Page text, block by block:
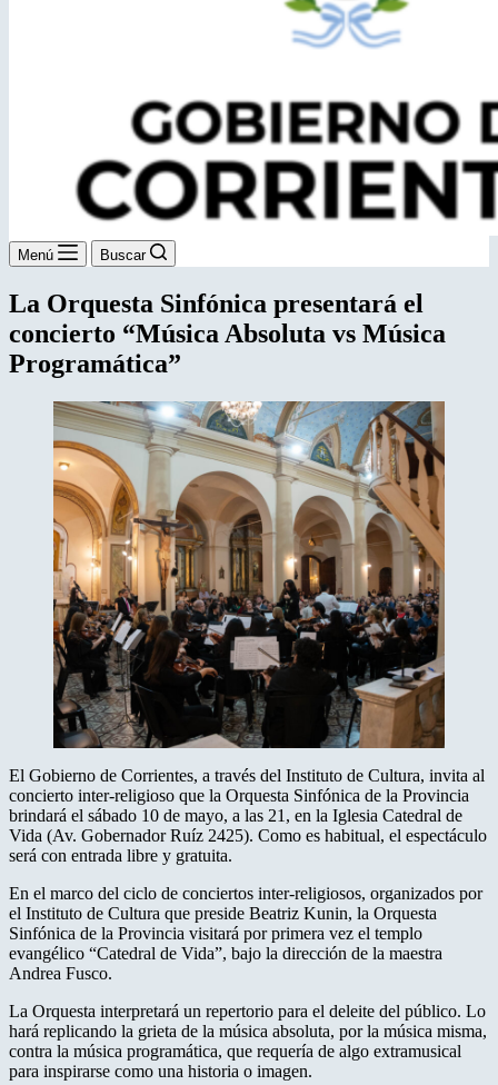
Menú Buscar
La Orquesta Sinfónica presentará el
concierto “Música Absoluta vs Música
Programática”
El Gobierno de Corrientes, a través del Instituto de Cultura, invita al
concierto inter-religioso que la Orquesta Sinfónica de la Provincia
brindará el sábado 10 de mayo, a las 21, en la Iglesia Catedral de
Vida (Av. Gobernador Ruíz 2425). Como es habitual, el espectáculo
será con entrada libre y gratuita.
En el marco del ciclo de conciertos inter-religiosos, organizados por
el Instituto de Cultura que preside Beatriz Kunin, la Orquesta
Sinfónica de la Provincia visitará por primera vez el templo
evangélico “Catedral de Vida”, bajo la dirección de la maestra
Andrea Fusco.
La Orquesta interpretará un repertorio para el deleite del público. Lo
hará replicando la grieta de la música absoluta, por la música misma,
contra la música programática, que requería de algo extramusical
para inspirarse como una historia o imagen.